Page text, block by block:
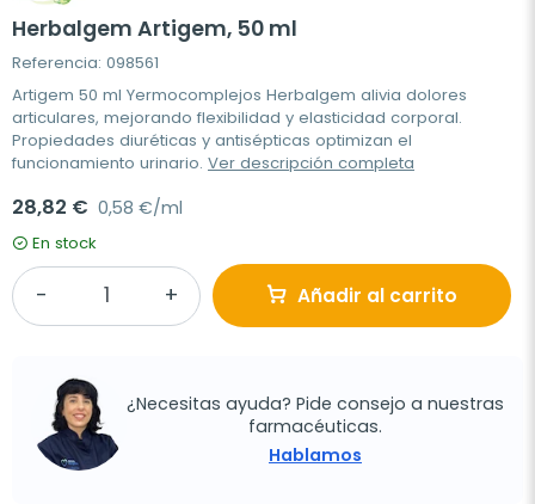
Herbalgem Artigem, 50 ml
Referencia: 098561
Artigem 50 ml Yermocomplejos Herbalgem alivia dolores
articulares, mejorando flexibilidad y elasticidad corporal.
Propiedades diuréticas y antisépticas optimizan el
funcionamiento urinario. Ver descripción completa
28,82 € 0,58 €/ml
En stock
Añadir al carrito
¿Necesitas ayuda? Pide consejo a nuestras
farmacéuticas.
Hablamos